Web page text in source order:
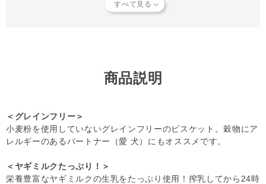
ートナーへの安全性を確認できた商品だけを取り扱っていま
歴からのご注文キャンセル、 修正を受け付けることができ
ない場合がございます。
ば、メール・お電話・ マイページにてご注文をキャンセル
いただけます。）
商品説明
＜グレインフリー＞
小麦粉を使用していないグレインフリーのビスケット。穀物にア
レルギーのあるパートナー（愛 犬）にもオススメです。
＜ヤギミルクたっぷり！＞
栄養豊富なヤギミルクの生乳をたっぷり使用！搾乳してから24時